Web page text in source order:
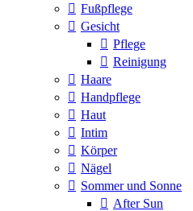
Fußpflege
Gesicht
Pflege
Reinigung
Haare
Handpflege
Haut
Intim
Körper
Nägel
Sommer und Sonne
After Sun